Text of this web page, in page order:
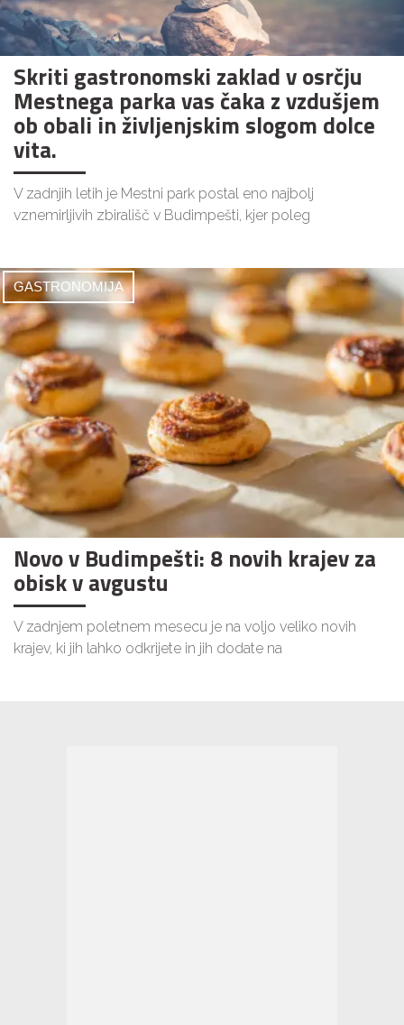
Skriti gastronomski zaklad v osrčju
Mestnega parka vas čaka z vzdušjem
ob obali in življenjskim slogom dolce
vita.
V zadnjih letih je Mestni park postal eno najbolj
vznemirljivih zbirališč v Budimpešti, kjer poleg
GASTRONOMIJA
Novo v Budimpešti: 8 novih krajev za
obisk v avgustu
V zadnjem poletnem mesecu je na voljo veliko novih
krajev, ki jih lahko odkrijete in jih dodate na